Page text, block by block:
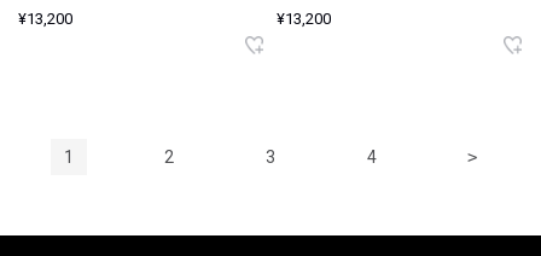
¥13,200 ¥13,200
1 2 3 4 >